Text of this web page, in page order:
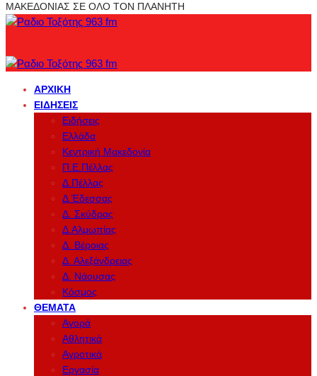
ΜΑΚΕΔΟΝΙΑΣ ΣΕ ΟΛΟ ΤΟΝ ΠΛΑΝΗΤΗ
ΑΡΧΙΚΉ
ΕΙΔΉΣΕΙΣ
Ειδήσεις
Ελλάδα
Κεντρική Μακεδονία
Π.Ε.Πέλλας
Δ.Πέλλας
Δ.Έδεσσας
Δ. Σκύδρας
Δ.Αλμωπίας
Δ. Βέροιας
Δ. Αλεξάνδρειας
Δ. Νάουσας
Κόσμος
ΘΈΜΑΤΑ
Αγορά
Αθλητικά
Αγροτικά
Εργασία